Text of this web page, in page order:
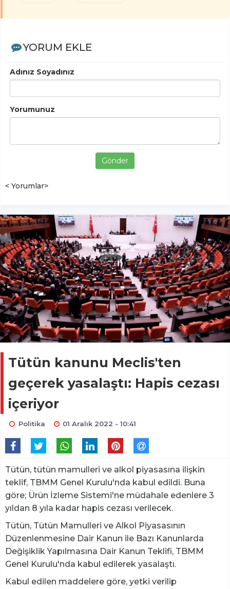
YORUM EKLE
Adınız Soyadınız
Yorumunuz
Gönder
< Yorumlar>
Tütün kanunu Meclis'ten
geçerek yasalaştı: Hapis cezası
içeriyor
Politika 01 Aralık 2022 - 10:41
Tütün, tütün mamulleri ve alkol piyasasına ilişkin
teklif, TBMM Genel Kurulu'nda kabul edildi. Buna
göre; Ürün İzleme Sistemi'ne müdahale edenlere 3
yıldan 8 yıla kadar hapis cezası verilecek.
Tütün, Tütün Mamulleri ve Alkol Piyasasının
Düzenlenmesine Dair Kanun ile Bazı Kanunlarda
Değişiklik Yapılmasına Dair Kanun Teklifi, TBMM
Genel Kurulu'nda kabul edilerek yasalaştı.
Kabul edilen maddelere göre, yetki verilip